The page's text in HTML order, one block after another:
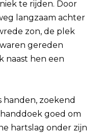
te rijden. Door
langzaam achter
zon, de plek
gereden
naast hen een
handen, zoekend
goed om
hartslag onder zijn